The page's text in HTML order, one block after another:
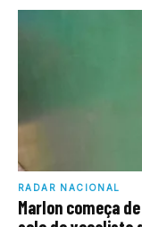
RADAR NACIONAL
Marlon começa